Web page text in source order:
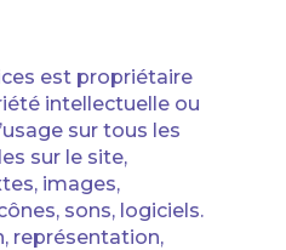
est propriétaire
intellectuelle ou
sur tous les
sur le site,
images,
sons, logiciels.
représentation,